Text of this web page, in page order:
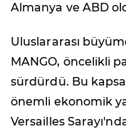
Almanya ve ABD
Uluslararası
MANGO, öncelikli
sürdürdü. Bu
önemli ekonomik
Versailles